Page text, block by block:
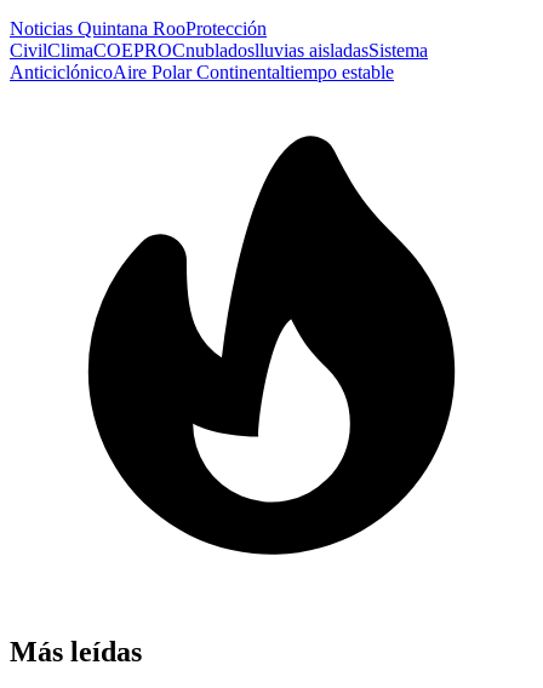
Noticias Quintana RooProtección
CivilClimaCOEPROCnubladoslluvias aisladasSistema
AnticiclónicoAire Polar Continentaltiempo estable
Más leídas